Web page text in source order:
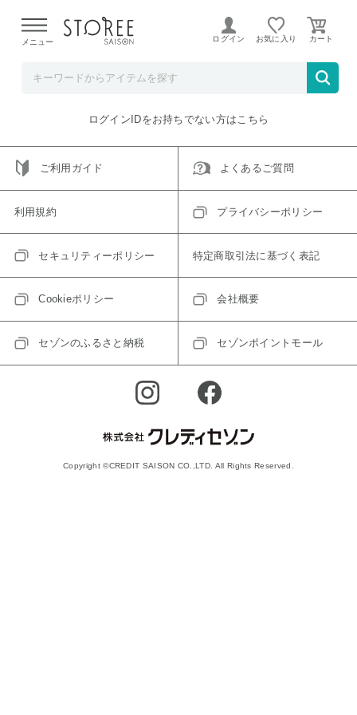
よる配送遅延が発生しております。
メニュー ログイン お気に入り
ご指定のアイテムは取り扱い終了、またはただいま取り扱い
トップへ戻る
ログインIDをお持ちでない方はこちら
ご利用ガイド よくあるご質問
利用規約 プライバシーポリシー
セキュリティーポリシー 特定商取引法に基づく表記
Cookieポリシー 会社概要
セゾンのふるさと納税 セゾンポイントモール
Copyright ©CREDIT SAISON CO.,LTD. All Rights Reserved.